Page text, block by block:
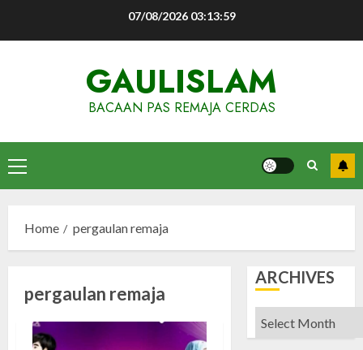
07/08/2026 03:14:00
GAULISLAM
BACAAN PAS REMAJA CERDAS
Primary
Menu
Home pergaulan remaja
pergaulan remaja
ARCHIVES
Archives